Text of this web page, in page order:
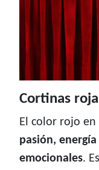
Cortinas
El color rojo
pasión,
emocionales.